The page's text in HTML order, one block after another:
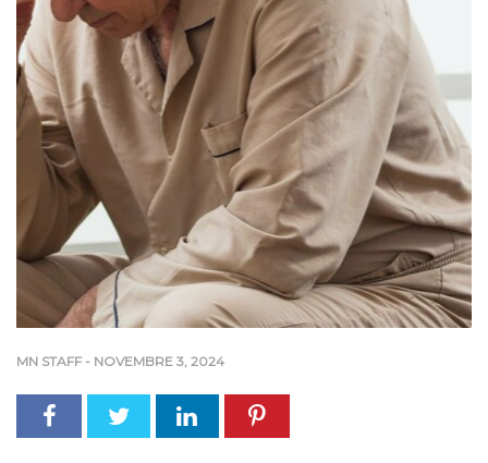
MN STAFF - NOVEMBRE 3, 2024